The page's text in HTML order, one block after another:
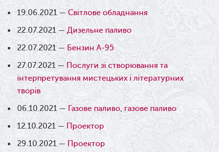
19.06.2021 — Світлове обладнання
22.07.2021 —Дизельне паливо
22.07.2021 — Бензин А-95
27.07.2021 —Послуги зі створювання та
інтерпретування мистецьких і літературних
творів
06.10.2021 —Газове паливо,газове паливо
12.10.2021 — Проектор
29.10.2021 — Проектор